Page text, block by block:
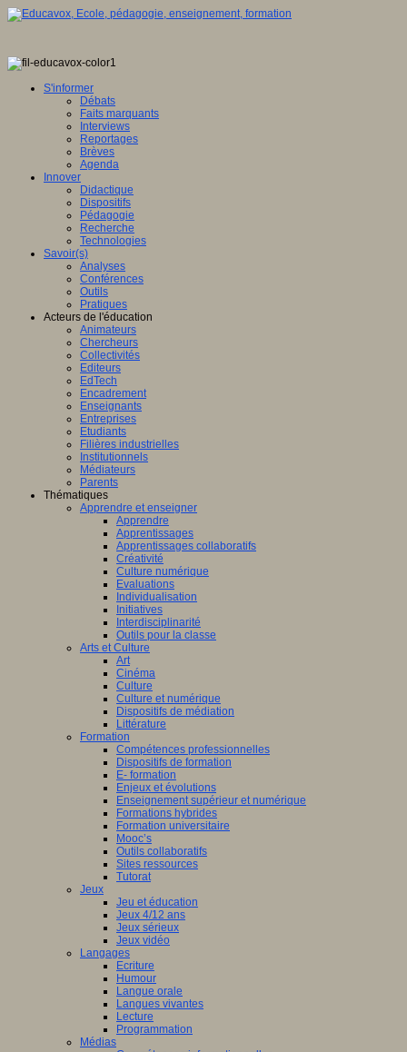
S'informer
Débats
Faits marquants
Interviews
Reportages
Brèves
Agenda
Innover
Didactique
Dispositifs
Pédagogie
Recherche
Technologies
Savoir(s)
Analyses
Conférences
Outils
Pratiques
Acteurs de l'éducation
Animateurs
Chercheurs
Collectivités
Editeurs
EdTech
Encadrement
Enseignants
Entreprises
Etudiants
Filières industrielles
Institutionnels
Médiateurs
Parents
Thématiques
Apprendre et enseigner
Apprendre
Apprentissages
Apprentissages collaboratifs
Créativité
Culture numérique
Evaluations
Individualisation
Initiatives
Interdisciplinarité
Outils pour la classe
Arts et Culture
Art
Cinéma
Culture
Culture et numérique
Dispositifs de médiation
Littérature
Formation
Compétences professionnelles
Dispositifs de formation
E- formation
Enjeux et évolutions
Enseignement supérieur et numérique
Formations hybrides
Formation universitaire
Mooc’s
Outils collaboratifs
Sites ressources
Tutorat
Jeux
Jeu et éducation
Jeux 4/12 ans
Jeux sérieux
Jeux vidéo
Langages
Ecriture
Humour
Langue orale
Langues vivantes
Lecture
Programmation
Médias